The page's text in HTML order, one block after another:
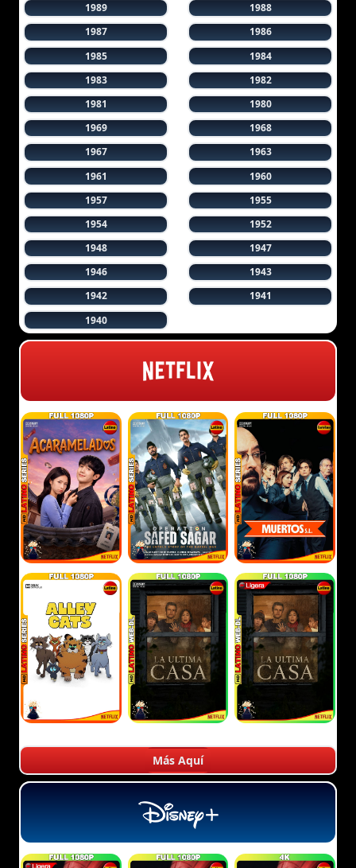
1989
1988
1987
1986
1985
1984
1983
1982
1981
1980
1969
1968
1967
1963
1961
1960
1957
1955
1954
1952
1948
1947
1946
1943
1942
1941
1940
Más Aquí